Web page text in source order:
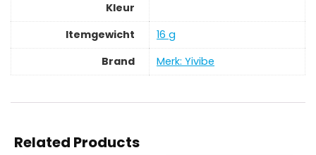
Kleur
Itemgewicht
‎16 g
Brand
Merk: Yivibe
Related Products